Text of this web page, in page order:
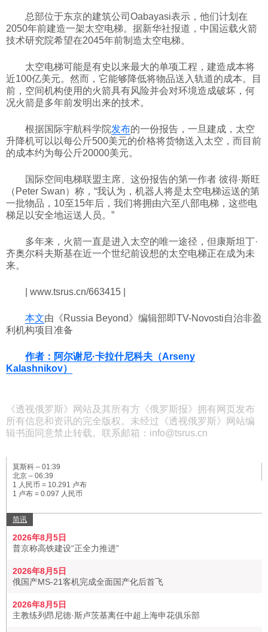
总部位于东京的建筑公司Oabayasi表示，他们计划在
2050年前建造一架太空电梯。据新华社报道，中国运载火箭
技术研究院希望在2045年前制造太空电梯。
太空电梯可能是有史以来最大的单项工程，建造成本将
近100亿美元。然而，它能够降低将物品送入轨道的成本。目
前，空间机构使用的火箭具有风险并会对环境造成破坏，何
况火箭是多年前发明出来的技术。
根据国际宇航科学院发布的一份报告，一旦建成，太空
升降机可以以每公斤500美元的价格将货物送入太空，而目前
的成本约为每公斤20000美元。
国际空间电梯联盟主席、这份报告的第一作者 彼得·斯旺
（Peter Swan）称，“我认为，机器人将是太空电梯运送的第
一批物品，10至15年后，我们将拥由六至八部电梯，这些电
梯足以安全地运送人员。”
多年来，火箭一直是进入太空的唯一途径，但康斯坦丁·
齐奥尔科夫斯基在近一个世纪前设想的太空电梯正在成为未
来。
| www.tsrus.cn/663415 |
本文由《Russia Beyond》编辑部即TV-Novosti自治非盈
利机构项目准备
作者：阿尔谢尼·卡拉什尼科夫（Arseny
Kalashnikov）
《透视俄罗斯》网站及其所有方《俄罗斯报》拥有网页发布
所有信息和资讯的完全版权。未经过《透视俄罗斯》网站编
辑书面同意禁止转载。联系邮箱：info@tsrus.cn
莫斯科 – 01:39
北京 – 06:39
1 人民币 = 10.291 卢布
1 卢布 = 0.097 人民币
简讯
2026年8月5日
普京称高铁建设“正全力推进”
2026年8月5日
俄国产MS-21客机完成全面国产化后首飞
2026年8月5日
主教练列昂尼德·斯卢茨基离任中超上海申花俱乐部